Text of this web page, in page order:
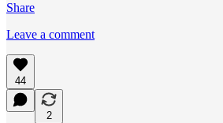
Share
Leave a comment
44
2